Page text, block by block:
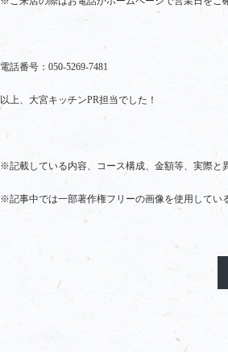
電話番号：050-5269-7481
以上、大宮キッチンPR担当でした！
※記載している内容、コース構成、金額等、実際と
※記事中では一部著作権フリーの画像を使用してい